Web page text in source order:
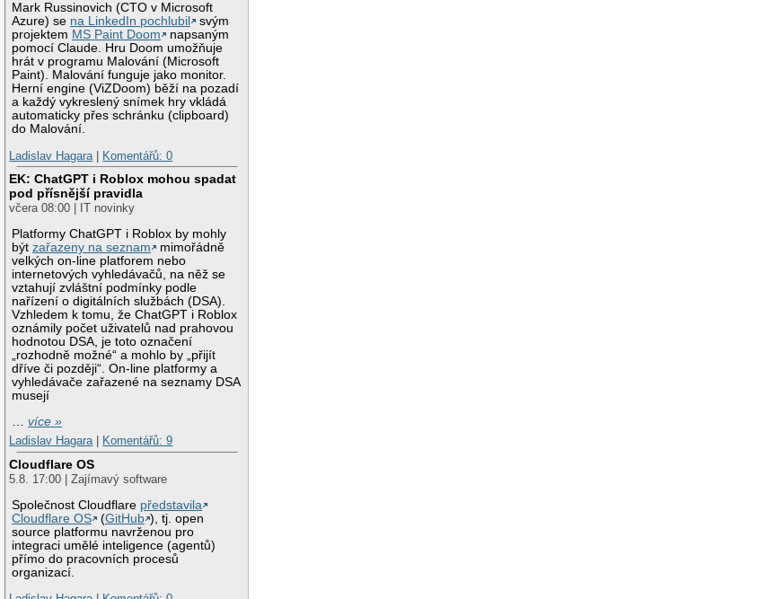
Mark Russinovich (CTO v Microsoft
Azure) se na LinkedIn pochlubil
svým
projektem MS Paint Doom
napsaným
pomocí Claude. Hru Doom umožňuje
hrát v programu Malování (Microsoft
Paint). Malování funguje jako monitor.
Herní engine (ViZDoom) běží na pozadí
a každý vykreslený snímek hry vkládá
automaticky přes schránku (clipboard)
do Malování.
Ladislav Hagara
Komentářů: 0
EK: ChatGPT i Roblox mohou spadat
pod přísnější pravidla
včera 08:00 | IT novinky
Platformy ChatGPT i Roblox by mohly
býtzařazeny na seznam
mimořádně
velkých on-line platforem nebo
internetových vyhledávačů, na něž se
vztahují zvláštní podmínky podle
nařízení o digitálních službách (DSA).
Vzhledem k tomu, že ChatGPT i Roblox
oznámily počet uživatelů nad prahovou
hodnotou DSA, je toto označení
„rozhodně možné“ a mohlo by „přijít
dříve či později“. On-line platformy a
vyhledávače zařazené na seznamy DSA
musejí
…více »
Ladislav Hagara| Komentářů: 9
Cloudflare OS
5.8. 17:00 | Zajímavý software
Společnost Cloudflare představila
Cloudflare OS
(GitHub ), tj. open
source platformu navrženou pro
integraci umělé inteligence (agentů)
přímo do pracovních procesů
organizací.